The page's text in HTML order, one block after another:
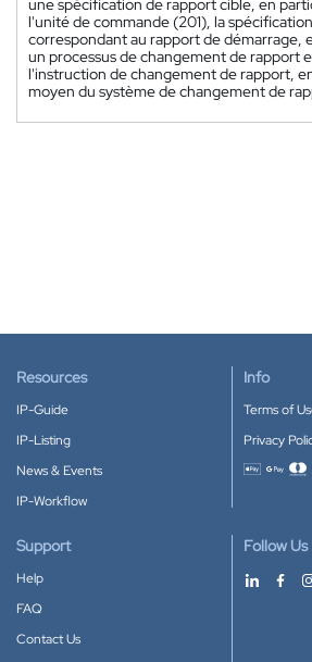
une spécification de rapport cible, en
l'unité de commande (201), la
correspondant au rapport de démarrage,
un processus de changement de rapport
l'instruction de changement de rapport,
moyen du système de changement de
Resources
IP-Guide
IP-Listing
News & Events
IP-Workflow
Info
Terms of
Privacy
Accepted
Support
Help
FAQ
Contact Us
Follow Us